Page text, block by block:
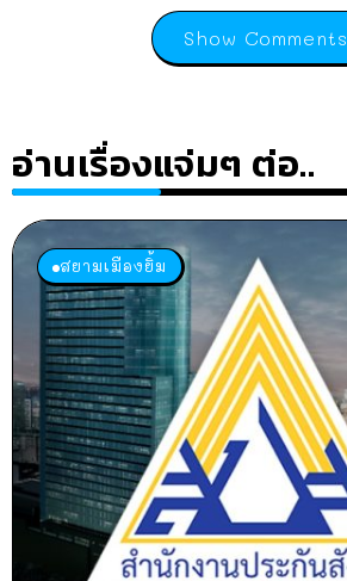
Show Comments
อ่านเรื่องแจ่มๆ ต่อ..
สยามเมืองยิ้ม